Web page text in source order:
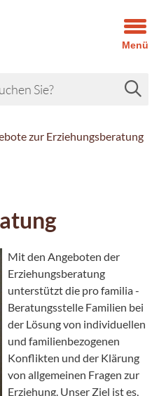
Menü
zur Erziehungsberatung
Mit den Angeboten der
Erziehungsberatung
unterstützt die pro familia -
Beratungsstelle Familien bei
der Lösung von individuellen
und familienbezogenen
Konflikten und der Klärung
von allgemeinen Fragen zur
Erziehung. Unser Ziel ist es,